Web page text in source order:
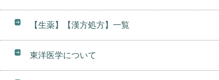
【生薬】【漢方処方】一覧
東洋医学について